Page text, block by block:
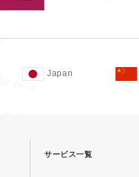
Japan
サービス一覧